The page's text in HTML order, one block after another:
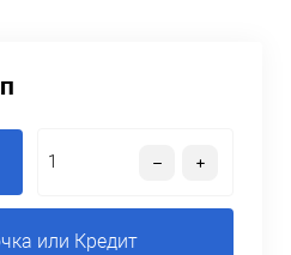
или Кредит